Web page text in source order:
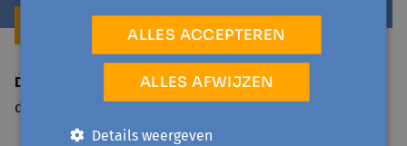
WWW.CAFECOMBINNE.BE
Datum bericht
di 30 november '21
ALLES ACCEPTEREN
ALLES AFWIJZEN
Details weergeven